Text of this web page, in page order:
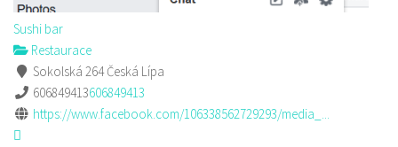
Sushi bar
Restaurace
Sokolská 264 Česká Lípa
606849413606849413
https://www.facebook.com/106338562729293/media_...